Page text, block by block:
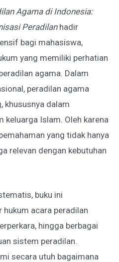
Agama di Indonesia:
Peradilanhadir
bagi mahasiswa,
yang memiliki perhatian
agama. Dalam
peradilan agama
khususnya dalam
keluarga Islam. Oleh karena
yang tidak hanya
relevan dengan kebutuhan
buku ini
acara peradilan
hingga berbagai
sistem peradilan.
secara utuh bagaimana